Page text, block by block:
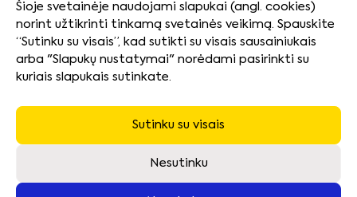
Šioje svetainėje naudojami slapukai (angl. cookies)
norint užtikrinti tinkamą svetainės veikimą. Spauskite
“Sutinku su visais”, kad sutikti su visais sausainiukais
arba "Slapukų nustatymai" norėdami pasirinkti su
kuriais slapukais sutinkate.
Sutinku su visais
Nesutinku
Tvarumas
Kokybės ir aplinkosaugos politika
Naudotų baterijų surinkimas ir pakuočių atliekų
tvarkymas
Neatsiimtos įrangos utilizavimas